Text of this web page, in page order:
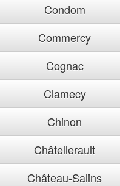
Condom
Commercy
Cognac
Clamecy
Chinon
Châtellerault
Château-Salins